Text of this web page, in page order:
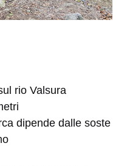
rio Valsura
dipende dalle soste